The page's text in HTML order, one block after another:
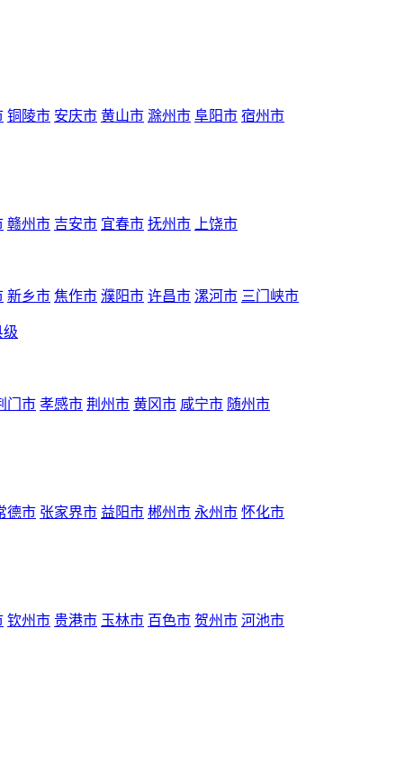
铜陵市 安庆市 黄山市 滁州市 阜阳市 宿州市
赣州市 吉安市 宜春市 抚州市 上饶市
新乡市 焦作市 濮阳市 许昌市 漯河市 三门峡市
级
门市 孝感市 荆州市 黄冈市 咸宁市 随州市
德市 张家界市 益阳市 郴州市 永州市 怀化市
钦州市 贵港市 玉林市 百色市 贺州市 河池市